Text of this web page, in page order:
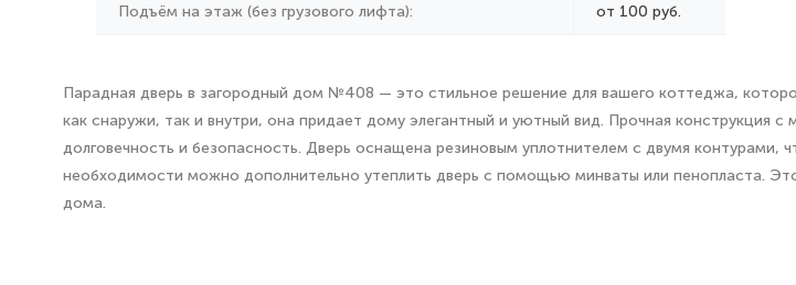
Подъём на этаж (без грузового лифта): от 100 руб.
Парадная дверь в загородный дом №408 — это стильное решение для вашего коттеджа,
как снаружи, так и внутри, она придает дому элегантный и уютный вид. Прочная конструкция
долговечность и безопасность. Дверь оснащена резиновым уплотнителем с двумя
необходимости можно дополнительно утеплить дверь с помощью минваты или пенопласта.
дома.